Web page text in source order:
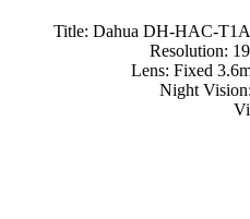
Title: Dahua DH-HAC-
Resolution:
Lens: Fixed
Night